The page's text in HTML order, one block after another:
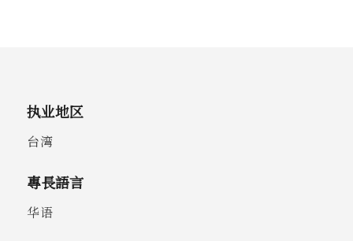
执业地区
台湾
專長語言
华语